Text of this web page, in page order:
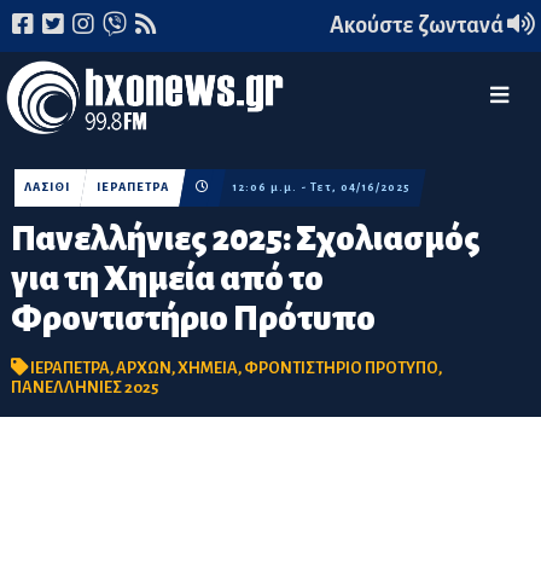
Ακούστε ζωντανά
Πανελλήνιες 2025: Σχολιασμός
για τη Χημεία από το
Φροντιστήριο Πρότυπο
ΛΑΣΙΘΙ ΙΕΡΑΠΕΤΡΑ 12:06 μ.μ. - Τετ, 04/16/2025
ΙΕΡΑΠΕΤΡΑ,ΑΡΧΩΝ,ΧΗΜΕΙΑ, ΦΡΟΝΤΙΣΤΗΡΙΟ ΠΡΟΤΥΠΟ,
ΠΑΝΕΛΛΗΝΙΕΣ 2025